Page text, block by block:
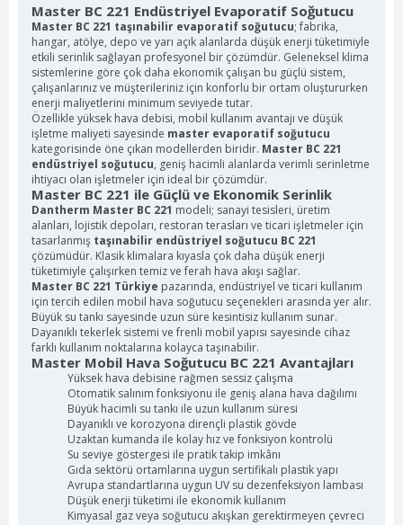
Master BC 221 Endüstriyel Evaporatif Soğutucu
Master BC 221 taşınabilir evaporatif soğutucu; fabrika,
hangar, atölye, depo ve yarı açık alanlarda düşük enerji tüketimiyle
etkili serinlik sağlayan profesyonel bir çözümdür. Geleneksel klima
sistemlerine göre çok daha ekonomik çalışan bu güçlü sistem,
çalışanlarınız ve müşterileriniz için konforlu bir ortam oluştururken
enerji maliyetlerini minimum seviyede tutar.
Özellikle yüksek hava debisi, mobil kullanım avantajı ve düşük
işletme maliyeti sayesinde master evaporatif soğutucu
kategorisinde öne çıkan modellerden biridir. Master BC 221
endüstriyel soğutucu, geniş hacimli alanlarda verimli serinletme
ihtiyacı olan işletmeler için ideal bir çözümdür.
Master BC 221 ile Güçlü ve Ekonomik Serinlik
Dantherm Master BC 221 modeli; sanayi tesisleri, üretim
alanları, lojistik depoları, restoran terasları ve ticari işletmeler için
tasarlanmış taşınabilir endüstriyel soğutucu BC 221
çözümüdür. Klasik klimalara kıyasla çok daha düşük enerji
tüketimiyle çalışırken temiz ve ferah hava akışı sağlar.
Master BC 221 Türkiye pazarında, endüstriyel ve ticari kullanım
için tercih edilen mobil hava soğutucu seçenekleri arasında yer alır.
Büyük su tankı sayesinde uzun süre kesintisiz kullanım sunar.
Dayanıklı tekerlek sistemi ve frenli mobil yapısı sayesinde cihaz
farklı kullanım noktalarına kolayca taşınabilir.
Master Mobil Hava Soğutucu BC 221 Avantajları
Yüksek hava debisine rağmen sessiz çalışma
Otomatik salınım fonksiyonu ile geniş alana hava dağılımı
Büyük hacimli su tankı ile uzun kullanım süresi
Dayanıklı ve korozyona dirençli plastik gövde
Uzaktan kumanda ile kolay hız ve fonksiyon kontrolü
Su seviye göstergesi ile pratik takip imkânı
Gıda sektörü ortamlarına uygun sertifikalı plastik yapı
Avrupa standartlarına uygun UV su dezenfeksiyon lambası
Düşük enerji tüketimi ile ekonomik kullanım
Kimyasal gaz veya soğutucu akışkan gerektirmeyen çevreci